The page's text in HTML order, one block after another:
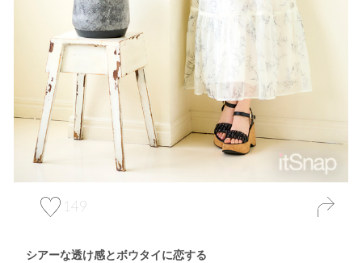
149
シアーな透け感とボウタイに恋する